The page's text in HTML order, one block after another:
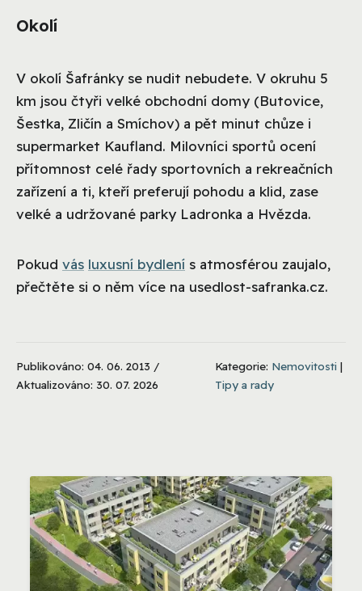
Okolí
V okolí Šafránky se nudit nebudete. V okruhu 5
km jsou čtyři velké obchodní domy (Butovice,
Šestka, Zličín a Smíchov) a pět minut chůze i
supermarket Kaufland. Milovníci sportů ocení
přítomnost celé řady sportovních a rekreačních
zařízení a ti, kteří preferují pohodu a klid, zase
velké a udržované parky Ladronka a Hvězda.
Pokud vás luxusní bydlení s atmosférou zaujalo,
přečtěte si o něm více na usedlost-safranka.cz.
Publikováno: 04. 06. 2013 /
Aktualizováno: 30. 07. 2026
Kategorie: Nemovitosti |
Tipy a rady